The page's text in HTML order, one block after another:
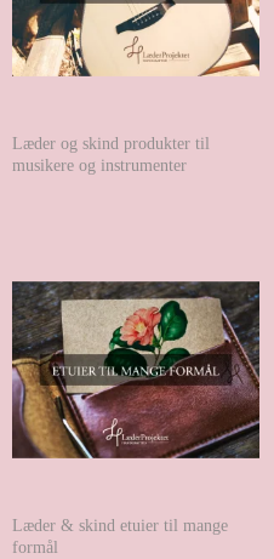
Læder og skind produkter til
musikere og instrumenter
Læder & skind etuier til mange
formål